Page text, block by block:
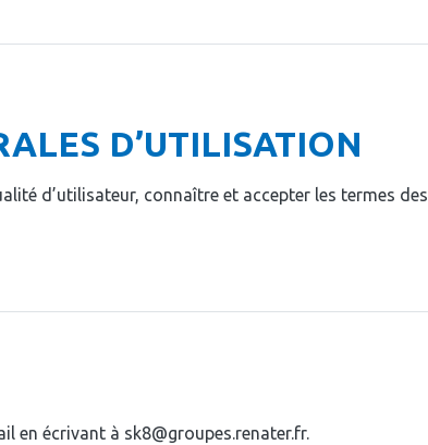
D’UTILISATION
d’utilisateur, connaître et accepter les termes des
en écrivant à sk8@groupes.renater.fr.